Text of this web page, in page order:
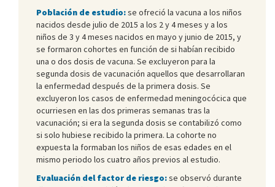
Población de estudio:se ofreció la vacuna a los niños
nacidos desde julio de 2015 a los 2 y 4 meses y a los
niños de 3 y 4 meses nacidos en mayo y junio de 2015, y
se formaron cohortes en función de si habían recibido
una o dos dosis de vacuna. Se excluyeron para la
segunda dosis de vacunación aquellos que desarrollaran
la enfermedad después de la primera dosis. Se
excluyeron los casos de enfermedad meningocócica que
ocurriesen en las dos primeras semanas tras la
vacunación; si era la segunda dosis se contabilizó como
si solo hubiese recibido la primera. La cohorte no
expuesta la formaban los niños de esas edades en el
mismo periodo los cuatro años previos al estudio.
Evaluación del factor de riesgo:se observó durante